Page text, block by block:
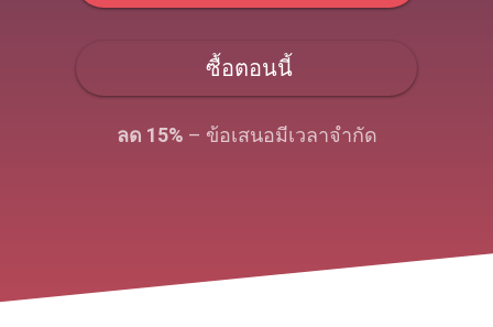
ซื้อตอนนี้
ลด 15% – ข้อเสนอมีเวลาจํากัด